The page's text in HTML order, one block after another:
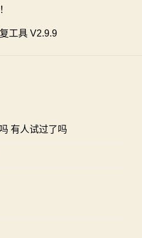
工具 V2.9.9
有人试过了吗